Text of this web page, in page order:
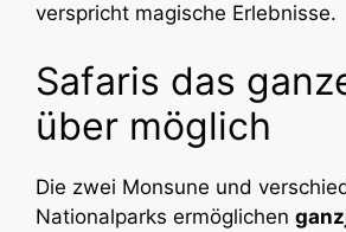
verspricht magische Erlebnisse.
Safaris das
über möglich
Die zwei Monsune und
Nationalparks ermöglichen